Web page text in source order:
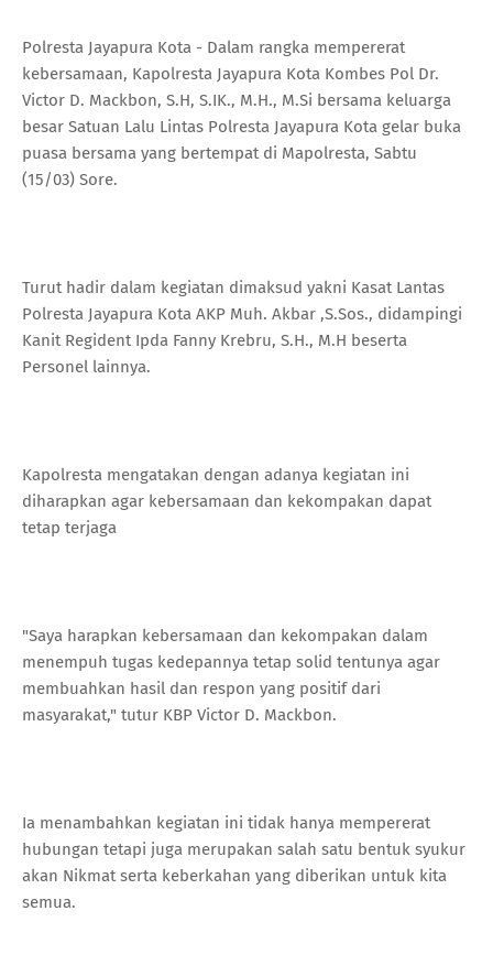
Polresta Jayapura Kota - Dalam rangka mempererat
kebersamaan, Kapolresta Jayapura Kota Kombes Pol Dr.
Victor D. Mackbon, S.H, S.IK., M.H., M.Si bersama keluarga
besar Satuan Lalu Lintas Polresta Jayapura Kota gelar buka
puasa bersama yang bertempat di Mapolresta, Sabtu
(15/03) Sore.
Turut hadir dalam kegiatan dimaksud yakni Kasat Lantas
Polresta Jayapura Kota AKP Muh. Akbar ,S.Sos., didampingi
Kanit Regident Ipda Fanny Krebru, S.H., M.H beserta
Personel lainnya.
Kapolresta mengatakan dengan adanya kegiatan ini
diharapkan agar kebersamaan dan kekompakan dapat
tetap terjaga
"Saya harapkan kebersamaan dan kekompakan dalam
menempuh tugas kedepannya tetap solid tentunya agar
membuahkan hasil dan respon yang positif dari
masyarakat," tutur KBP Victor D. Mackbon.
Ia menambahkan kegiatan ini tidak hanya mempererat
hubungan tetapi juga merupakan salah satu bentuk syukur
akan Nikmat serta keberkahan yang diberikan untuk kita
semua.